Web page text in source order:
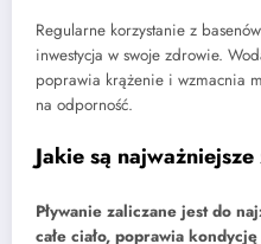
Regularne korzystanie z
inwestycja w swoje zdrowie.
poprawia krążenie i wzmacnia
na odporność.
Jakie są
Pływanie zaliczane jest do
całe ciało, poprawia